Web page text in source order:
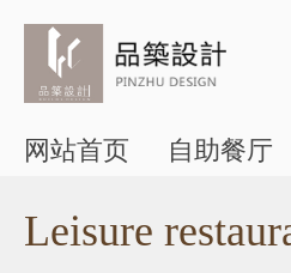
网站首页 自助餐厅
Leisure